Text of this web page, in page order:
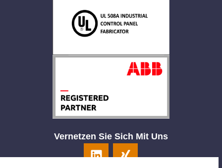
Vernetzen Sie Sich Mit Uns